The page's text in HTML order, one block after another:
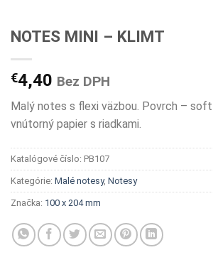
NOTES MINI – KLIMT
€4,40 Bez DPH
Malý notes s flexi väzbou. Povrch –
vnútorný papier s riadkami.
Katalógové číslo: PB107
Kategórie: Malé notesy, Notesy
Značka: 100 x 204 mm